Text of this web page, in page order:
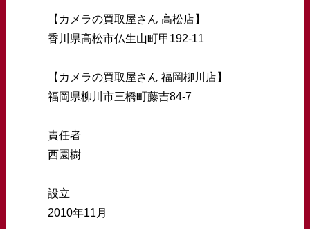
【カメラの買取屋さん 高松店】
香川県高松市仏生山町甲192-11
【カメラの買取屋さん 福岡柳川店】
福岡県柳川市三橋町藤吉84-7
責任者
西園樹
設立
2010年11月